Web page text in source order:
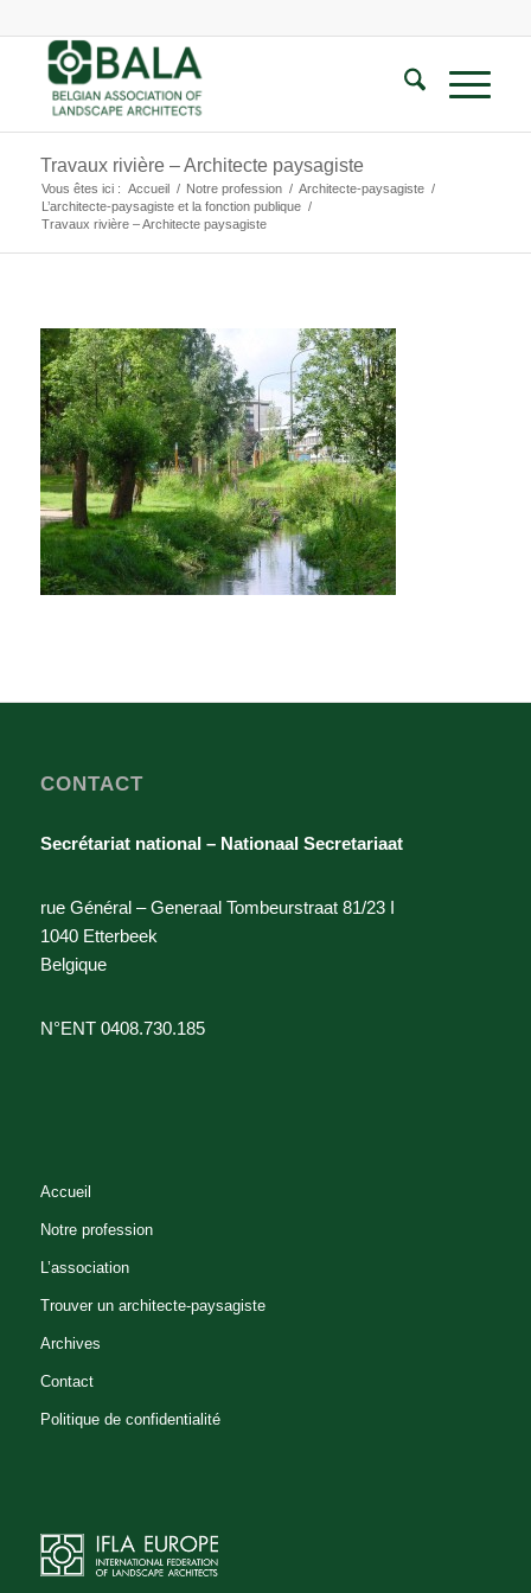
Travaux rivière – Architecte paysagiste
Vous êtes ici : Accueil / Notre profession / Architecte-paysagiste /
L’architecte-paysagiste et la fonction publique /
Travaux rivière – Architecte paysagiste
CONTACT
Secrétariat national – Nationaal Secretariaat
rue Général – Generaal Tombeurstraat 81/23 I
1040 Etterbeek
Belgique
N°ENT 0408.730.185
Accueil
Notre profession
L’association
Trouver un architecte-paysagiste
Archives
Contact
Politique de confidentialité